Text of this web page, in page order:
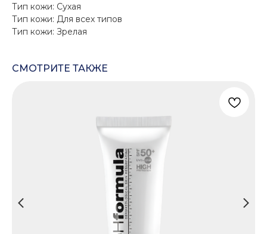
Тип кожи: Сухая
Тип кожи: Для всех типов
Тип кожи: Зрелая
СМОТРИТЕ ТАКЖЕ